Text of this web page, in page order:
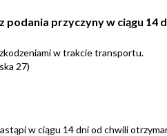
przyczyny w ciągu 14
w trakcie transportu.
27)
w ciągu 14 dni od chwili